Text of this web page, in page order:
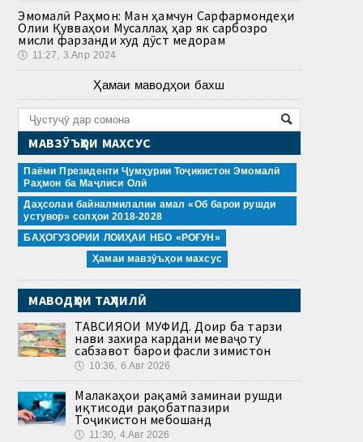
Эмомалӣ Раҳмон: Ман ҳамчун Сарфармондеҳи
Олии Қувваҳои Мусаллаҳ ҳар як сарбозро
мисли фарзанди худ дӯст медорам
🕔 11:27, 3.Апр 2024
Ҳамаи маводҳои бахш
МАВЗӮЪҲОИ МАХСУС
Паёми Президенти Ҷумҳурии Тоҷикистон Эмомалӣ
Раҳмон ба Маҷлиси Олӣ
Даҳсолаи байналмилалии амал «Об барои рушди
устувор» солҳои 2018-2028
БАҲОГУЗОРИИ ЛОИҲАИ НБО «РОҒУН»
Ҳамаи мавзӯъҳои махсус
МАВОДҲОИ ТАҲЛИЛӢ
ТАВСИЯҲОИ МУФИД. Доир ба тарзи
нави захира кардани меваҷоту
сабзавот барои фасли зимистон
🕔 10:36, 6.Авг 2026
Малакаҳои рақамӣ заминаи рушди
иқтисоди рақобатпазири
Тоҷикистон мебошанд
🕔 11:30, 4.Авг 2026